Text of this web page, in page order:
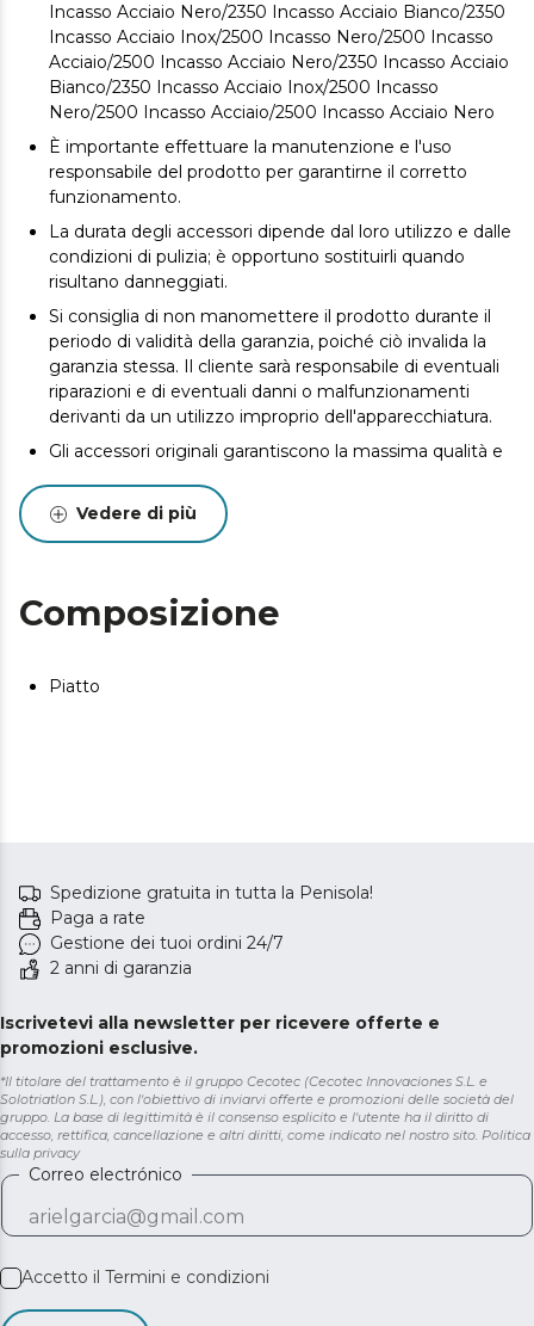
Incasso Acciaio Nero/2350 Incasso Acciaio Bianco/2350
Incasso Acciaio Inox/2500 Incasso Nero/2500 Incasso
Acciaio/2500 Incasso Acciaio Nero/2350 Incasso Acciaio
Bianco/2350 Incasso Acciaio Inox/2500 Incasso
Nero/2500 Incasso Acciaio/2500 Incasso Acciaio Nero
È importante effettuare la manutenzione e l'uso
responsabile del prodotto per garantirne il corretto
funzionamento.
La durata degli accessori dipende dal loro utilizzo e dalle
condizioni di pulizia; è opportuno sostituirli quando
risultano danneggiati.
Si consiglia di non manomettere il prodotto durante il
periodo di validità della garanzia, poiché ciò invalida la
garanzia stessa. Il cliente sarà responsabile di eventuali
riparazioni e di eventuali danni o malfunzionamenti
derivanti da un utilizzo improprio dell'apparecchiatura.
Gli accessori originali garantiscono la massima qualità e
prolungare la durata del prodotto.
Vedere di più
Composizione
Piatto
Spedizione gratuita in tutta la Penisola!
Paga a rate
Gestione dei tuoi ordini 24/7
2 anni di garanzia
Iscrivetevi alla newsletter per ricevere offerte e
promozioni esclusive.
*Il titolare del trattamento è il gruppo Cecotec (Cecotec Innovaciones S.L. e
Solotriatlon S.L.), con l'obiettivo di inviarvi offerte e promozioni delle società del
gruppo. La base di legittimità è il consenso esplicito e l'utente ha il diritto di
accesso, rettifica, cancellazione e altri diritti, come indicato nel nostro sito. Politica
sulla privacy
Correo electrónico
Accetto il Termini e condizioni